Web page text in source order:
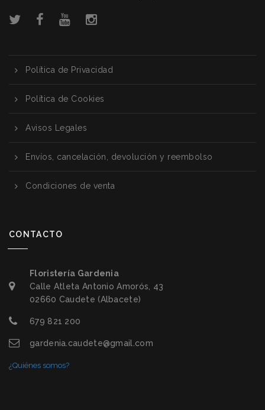
Política de Privacidad
Política de Cookies
Avisos Legales
Envíos, cancelación, devolución y reembolso
Condiciones de venta
CONTACTO
Floristería Gardenia
Calle Atleta Antonio Amorós, 43
02660 Caudete (Albacete)
679 821 200
gardenia.caudete@gmail.com
¿Quiénes somos?